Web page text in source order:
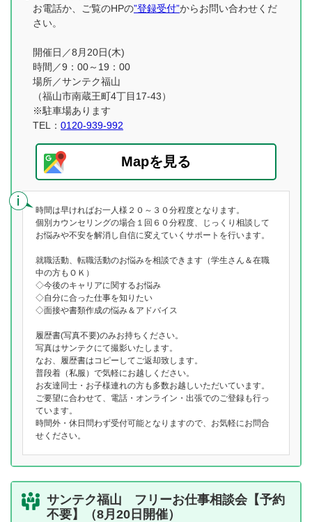
お電話か、ご覧のHPの”登録受付”からお問い合わせくだ
さい。
開催日／8月20日(木)
時間／9：00～19：00
場所／サンテク福山
（福山市南蔵王町4丁目17-43）
※駐車場あります
TEL： 0120-939-992
Mapを見る
時間は早ければお一人様２０～３０分程度となります。
個別カウンセリングの場合１回６０分程度、じっくり相談して
お悩みや不安を解消し自信に変えていくサポートを行います。
就職活動、転職活動のお悩みを相談できます（学生さん＆在職
中の方もＯＫ）
◇今後のキャリアに関するお悩み
◇自分に合った仕事を知りたい
◇面接や書類作成の悩み＆アドバイス
履歴書(写真不要)のみお持ちください。
写真はサンテクにて撮影いたします。
なお、履歴書はコピーしてご返却致します。
普段着（私服）で気軽にお越しください。
お友達同士・お子様連れの方も多数お越しいただいています。
ご要望に合わせて、電話・オンライン・出張でのご登録も行っ
ています。
時間外・休日問わず受付可能となりますので、お気軽にお問合
せください。
サンテク福山 フリーお仕事相談会【予約
不要】（8月20日開催）